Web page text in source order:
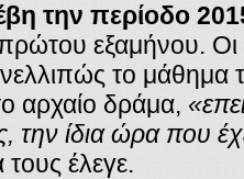
την περίοδο
πρώτου εξαμήνου.
το μάθημα
αρχαίο δράμα,
την ίδια ώρα που
έλεγε.